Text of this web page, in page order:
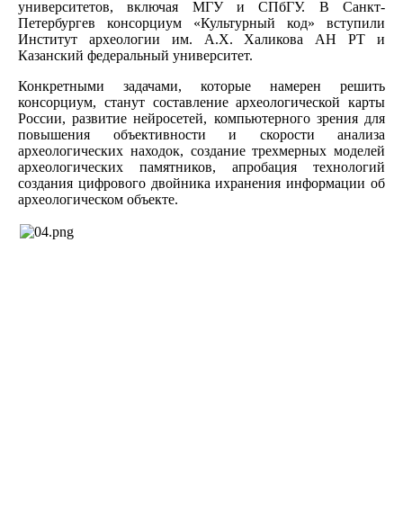
университетов, включая МГУ и СПбГУ. В Санкт-
Петербургев консорциум «Культурный код» вступили
Институт археологии им. А.Х. Халикова АН РТ и
Казанский федеральный университет.
Конкретными задачами, которые намерен решить
консорциум, станут составление археологической карты
России, развитие нейросетей, компьютерного зрения для
повышения объективности и скорости анализа
археологических находок, создание трехмерных моделей
археологических памятников, апробация технологий
создания цифрового двойника ихранения информации об
археологическом объекте.